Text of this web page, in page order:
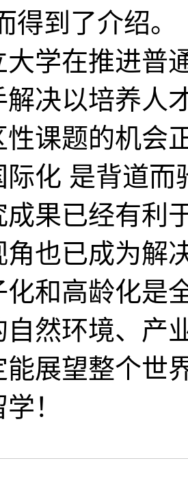
得到了介绍。
在推进普通
解决以培养人
性课题的机会
际化 是背道
成果已经有利
角也已成为解
高龄化是全
自然环境、产
能展望整个世
！